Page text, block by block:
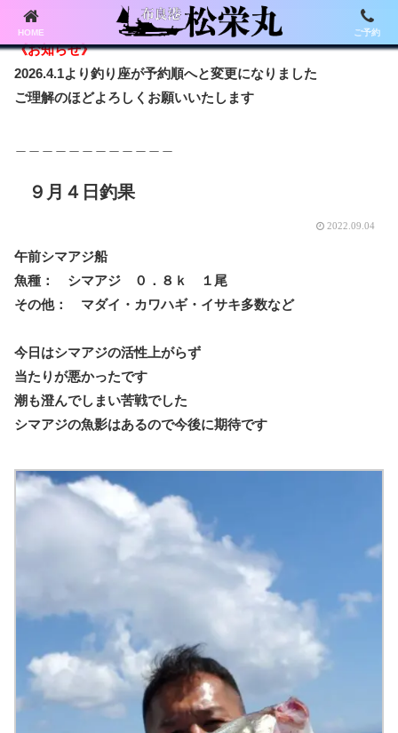
《お知らせ》
2026.4.1より釣り座が予約順へと変更になりました
ご理解のほどよろしくお願いいたします
９月４日釣果
2022.09.04
午前シマアジ船
魚種： シマアジ ０．８ｋ １尾
その他： マダイ・カワハギ・イサキ多数など
今日はシマアジの活性上がらず
当たりが悪かったです
潮も澄んでしまい苦戦でした
シマアジの魚影はあるので今後に期待です
HOME ご予約